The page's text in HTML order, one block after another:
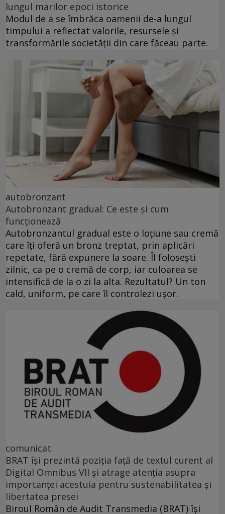
lungul marilor epoci istorice
Modul de a se îmbrăca oamenii de-a lungul
timpului a reflectat valorile, resursele și
transformările societății din care făceau parte.
autobronzant
Autobronzant gradual: Ce este și cum
funcționează
Autobronzantul gradual este o loțiune sau cremă
care îți oferă un bronz treptat, prin aplicări
repetate, fără expunere la soare. Îl folosești
zilnic, ca pe o cremă de corp, iar culoarea se
intensifică de la o zi la alta. Rezultatul? Un ton
cald, uniform, pe care îl controlezi ușor.
comunicat
BRAT își prezintă poziția față de textul curent al
Digital Omnibus VII și atrage atenția asupra
importanței acestuia pentru sustenabilitatea și
libertatea presei
Biroul Român de Audit Transmedia (BRAT) își